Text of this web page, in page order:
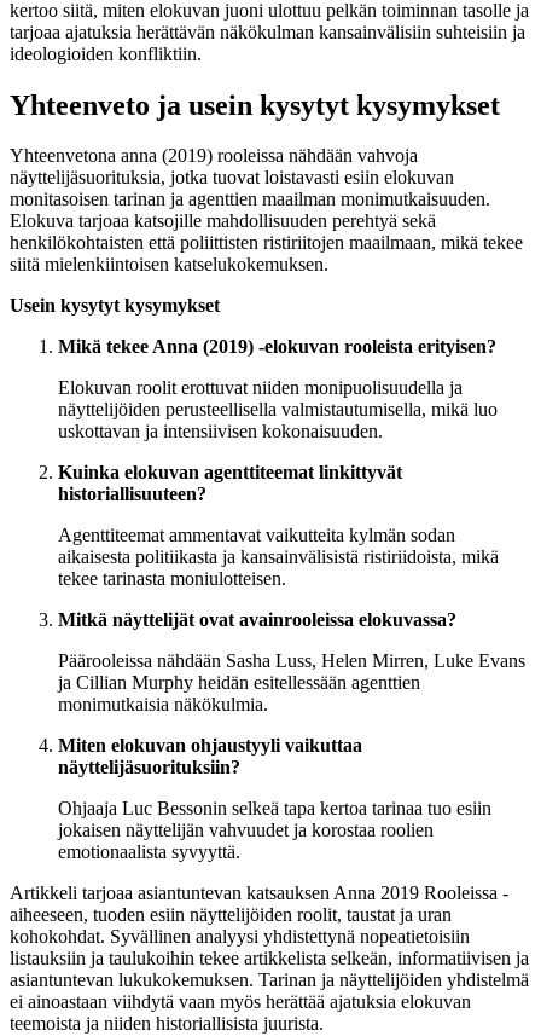
kertoo siitä, miten elokuvan juoni ulottuu pelkän toiminnan tasolle ja
tarjoaa ajatuksia herättävän näkökulman kansainvälisiin suhteisiin ja
ideologioiden konfliktiin.
Yhteenveto ja usein kysytyt kysymykset
Yhteenvetona anna (2019) rooleissa nähdään vahvoja
näyttelijäsuorituksia, jotka tuovat loistavasti esiin elokuvan
monitasoisen tarinan ja agenttien maailman monimutkaisuuden.
Elokuva tarjoaa katsojille mahdollisuuden perehtyä sekä
henkilökohtaisten että poliittisten ristiriitojen maailmaan, mikä tekee
siitä mielenkiintoisen katselukokemuksen.
Usein kysytyt kysymykset
Mikä tekee Anna (2019) -elokuvan rooleista erityisen?
Elokuvan roolit erottuvat niiden monipuolisuudella ja
näyttelijöiden perusteellisella valmistautumisella, mikä luo
uskottavan ja intensiivisen kokonaisuuden.
Kuinka elokuvan agenttiteemat linkittyvät
historiallisuuteen?
Agenttiteemat ammentavat vaikutteita kylmän sodan
aikaisesta politiikasta ja kansainvälisistä ristiriidoista, mikä
tekee tarinasta moniulotteisen.
Mitkä näyttelijät ovat avainrooleissa elokuvassa?
Päärooleissa nähdään Sasha Luss, Helen Mirren, Luke Evans
ja Cillian Murphy heidän esitellessään agenttien
monimutkaisia näkökulmia.
Miten elokuvan ohjaustyyli vaikuttaa
näyttelijäsuorituksiin?
Ohjaaja Luc Bessonin selkeä tapa kertoa tarinaa tuo esiin
jokaisen näyttelijän vahvuudet ja korostaa roolien
emotionaalista syvyyttä.
Artikkeli tarjoaa asiantuntevan katsauksen Anna 2019 Rooleissa -
aiheeseen, tuoden esiin näyttelijöiden roolit, taustat ja uran
kohokohdat. Syvällinen analyysi yhdistettynä nopeatietoisiin
listauksiin ja taulukoihin tekee artikkelista selkeän, informatiivisen ja
asiantuntevan lukukokemuksen. Tarinan ja näyttelijöiden yhdistelmä
ei ainoastaan viihdytä vaan myös herättää ajatuksia elokuvan
teemoista ja niiden historiallisista juurista.